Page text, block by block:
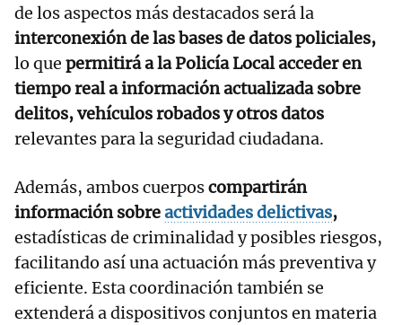
de los aspectos más destacados será la
interconexión de las bases de datos policiales,
lo que permitirá a la Policía Local acceder en
tiempo real a información actualizada sobre
delitos, vehículos robados y otros datos
relevantes para la seguridad ciudadana.
Además, ambos cuerposcompartirán
información sobreactividades delictivas,
estadísticas de criminalidad y posibles riesgos,
facilitando así una actuación más preventiva y
eficiente. Esta coordinación también se
extenderá a dispositivos conjuntos en materia